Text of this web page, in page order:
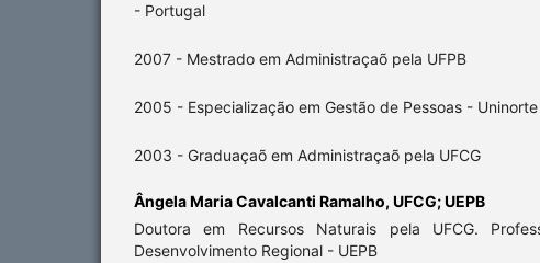
- Portugal
2007 - Mestrado em Administraçaõ pela UFPB
2005 - Especialização em Gestão de Pessoas - Uninorte
2003 - Graduaçaõ em Administraçaõ pela UFCG
Ângela Maria Cavalcanti Ramalho, UFCG; UEPB
Doutora em Recursos Naturais pela UFCG.
Desenvolvimento Regional - UEPB